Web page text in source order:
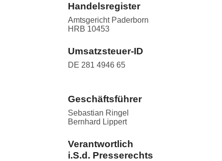
Handelsregister
Amtsgericht Paderborn
HRB 10453
Umsatzsteuer-ID
DE 281 4946 65
Geschäftsführer
Sebastian Ringel
Bernhard Lippert
Verantwortlich
i.S.d. Presserechts